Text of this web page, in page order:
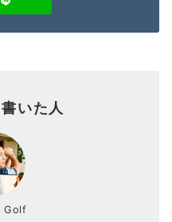
いた人
Golf